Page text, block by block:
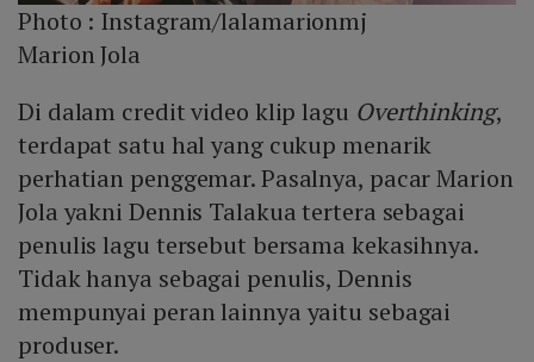
Photo : Instagram/lalamarionmj
Marion Jola
Di dalam credit video klip lagu Overthinking,
terdapat satu hal yang cukup menarik
perhatian penggemar. Pasalnya, pacar Marion
Jola yakni Dennis Talakua tertera sebagai
penulis lagu tersebut bersama kekasihnya.
Tidak hanya sebagai penulis, Dennis
mempunyai peran lainnya yaitu sebagai
produser.